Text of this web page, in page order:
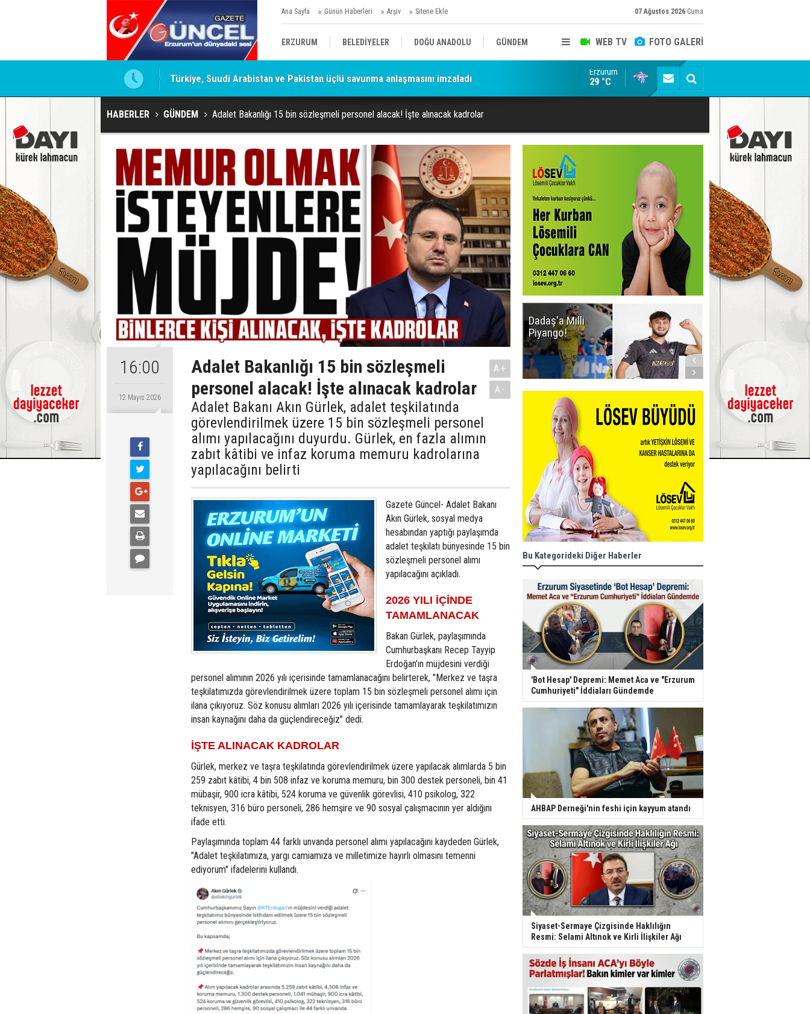
Ana Sayfa Günün Haberleri Arşiv Sitene Ekle 07 Ağustos 2026 Cuma
WEB TV FOTO GALERİ
ERZURUM BELEDİYELER DOĞU ANADOLU GÜNDEM
SİYASET AFAD/ SAVAŞ SPOR
KÜLTÜR/SANAT//MAĞAZİN BODRUM
Türkiye, Suudi Arabistan ve Pakistan üçlü savunma anlaşmasını imzaladı Karanlık İlişkiler Ağının Sözde Hayırseveri: Tutuklu
Erzurum
29 °C
HABERLER GÜNDEM Adalet Bakanlığı 15 bin sözleşmeli personel alacak! İşte alınacak kadrolar
16:00
12 Mayıs 2026
Adalet Bakanlığı 15 bin sözleşmeli
personel alacak! İşte alınacak kadrolar
Adalet Bakanı Akın Gürlek, adalet teşkilatında
görevlendirilmek üzere 15 bin sözleşmeli personel
alımı yapılacağını duyurdu. Gürlek, en fazla alımın
zabıt kâtibi ve infaz koruma memuru kadrolarına
yapılacağını belirti
A+
A-
Gazete Güncel- Adalet Bakanı
Akın Gürlek, sosyal medya
hesabından yaptığı paylaşımda
adalet teşkilatı bünyesinde 15 bin
sözleşmeli personel alımı
yapılacağını açıkladı.
2026 YILI İÇİNDE
TAMAMLANACAK
Bakan Gürlek, paylaşımında
Cumhurbaşkanı Recep Tayyip
Erdoğan’ın müjdesini verdiği
personel alımının 2026 yılı içerisinde tamamlanacağını belirterek, "Merkez ve taşra
teşkilatımızda görevlendirilmek üzere toplam 15 bin sözleşmeli personel alımı için
ilana çıkıyoruz. Söz konusu alımları 2026 yılı içerisinde tamamlayarak teşkilatımızın
insan kaynağını daha da güçlendireceğiz" dedi.
İŞTE ALINACAK KADROLAR
Gürlek, merkez ve taşra teşkilatında görevlendirilmek üzere yapılacak alımlarda 5 bin
259 zabıt kâtibi, 4 bin 508 infaz ve koruma memuru, bin 300 destek personeli, bin 41
mübaşir, 900 icra kâtibi, 524 koruma ve güvenlik görevlisi, 410 psikolog, 322
teknisyen, 316 büro personeli, 286 hemşire ve 90 sosyal çalışmacının yer aldığını
ifade etti.
Paylaşımında toplam 44 farklı unvanda personel alımı yapılacağını kaydeden Gürlek,
"Adalet teşkilatımıza, yargı camiamıza ve milletimize hayırlı olmasını temenni
ediyorum" ifadelerini kullandı.
Dadaş'a Milli
Piyango!
Bu Kategorideki Diğer Haberler
'Bot Hesap' Depremi: Memet Aca ve "Erzurum
Cumhuriyeti" İddiaları Gündemde
AHBAP Derneği'nin feshi için kayyum atandı
Siyaset-Sermaye Çizgisinde Haklılığın
Resmi: Selami Altınok ve Kirli İlişkiler Ağı